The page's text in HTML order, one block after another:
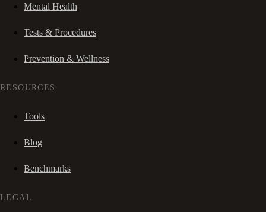
Mental Health
Tests & Procedures
Prevention & Wellness
RESOURCES
Tools
Blog
Benchmarks
LEGAL